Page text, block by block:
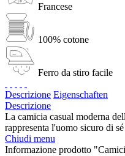
Francese
100% cotone
Ferro da stiro facile
Descrizione Eigenschaften
Descrizione
La camicia casual moderna
rappresenta l'uomo sicuro di sé
Chiudi menu
Informazione prodotto